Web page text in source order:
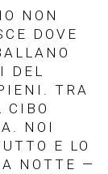
NON
DOVE
DEL
TRA
CIBO
NOI
E LO
NOTTE —